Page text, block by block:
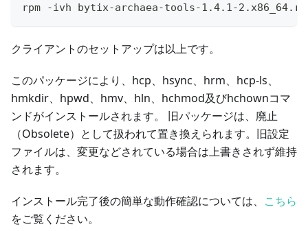
rpm -ivh bytix-archaea-tools-1.4.1-
クライアントのセットアップは以上です。
このパッケージにより、hcp、hsync、hrm、hcp-ls、
hmkdir、hpwd、hmv、hln、hchmod及びhchownコマ
ンドがインストールされます。 旧パッケージは、廃止
（Obsolete）として扱われて置き換えられます。旧設定
ファイルは、変更などされている場合は上書きされず維持
されます。
インストール完了後の簡単な動作確認については、 こちら
をご覧ください。